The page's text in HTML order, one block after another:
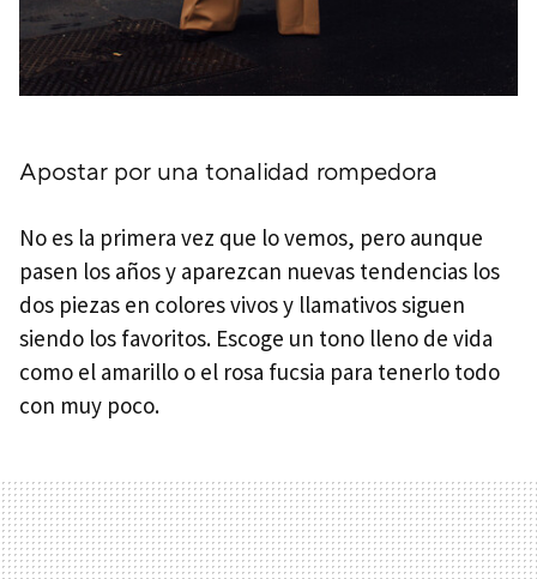
Apostar por una tonalidad rompedora
No es la primera vez que lo vemos, pero aunque
pasen los años y aparezcan nuevas tendencias los
dos piezas en colores vivos y llamativos siguen
siendo los favoritos. Escoge un tono lleno de vida
como el amarillo o el rosa fucsia para tenerlo todo
con muy poco.